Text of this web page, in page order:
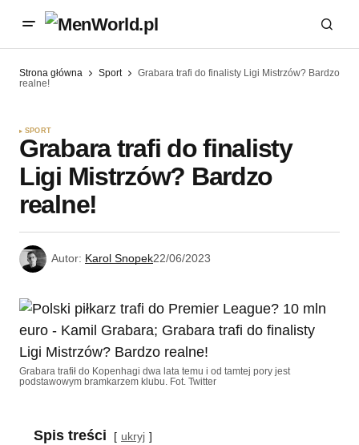
Strona główna Sport
Grabara trafi do finalisty Ligi Mistrzów? Bardzo
realne!
SPORT
Grabara trafi do finalisty
Ligi Mistrzów? Bardzo
realne!
Autor: Karol Snopek22/06/2023
Grabara trafił do Kopenhagi dwa lata temu i od tamtej pory jest
podstawowym bramkarzem klubu. Fot. Twitter
Spis treści ukryj